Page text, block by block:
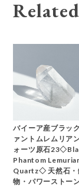
バイーア産ブラッ
ァントムレムリア
ォーツ原石
Phantom
Quartz◇ 天然石・
物・パワーストー